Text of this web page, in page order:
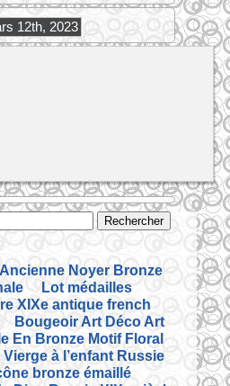
12th, 2023
Noyer Bronze
Lot médailles
XIXe antique french
Bougeoir Art Déco Art
En Bronze Motif Floral
à l’enfant Russie
bronze émaillé